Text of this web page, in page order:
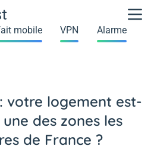
mobile VPN Alarme
votre logement est-
des zones les
de France ?